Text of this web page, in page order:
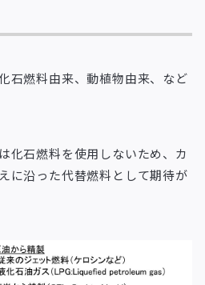
石燃料由来、動植物由来、など
化石燃料を使用しないため、カ
に沿った代替燃料として期待が